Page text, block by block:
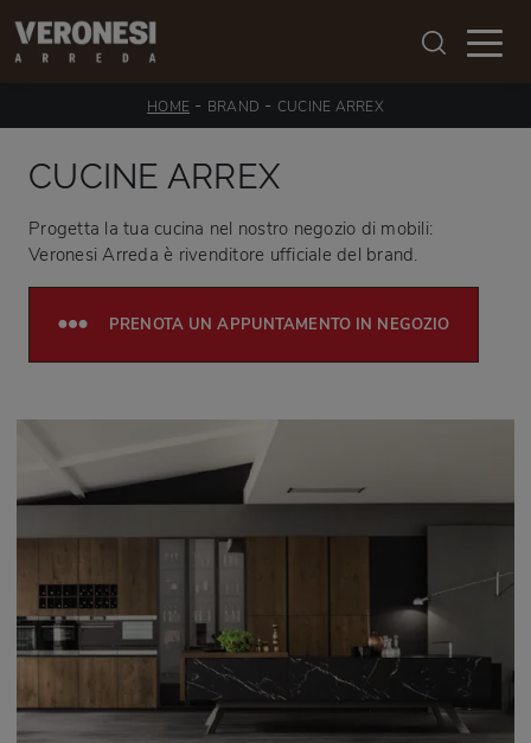
HOME - BRAND - CUCINE ARREX
CUCINE ARREX
Progetta la tua cucina nel nostro negozio di mobili:
Veronesi Arreda è rivenditore ufficiale del brand.
PRENOTA UN APPUNTAMENTO IN NEGOZIO